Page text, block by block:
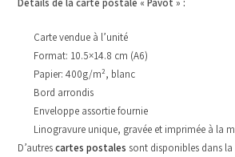
Détails de la carte postale « Pavot » :
Carte vendue à l’unité
Format: 10.5×14.8 cm (A6)
Papier: 400g/m², blanc
Bord arrondis
Enveloppe assortie fournie
Linogravure unique, gravée et imprimée à la
D’autrescartes postales sont disponibles dans